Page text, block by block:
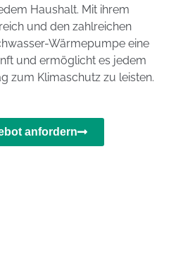
Haushalt. Mit ihrem
und den zahlreichen
Wärmepumpe eine
und ermöglicht es jedem
zum Klimaschutz zu leisten.
anfordern